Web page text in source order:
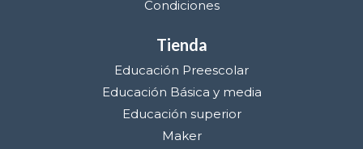
Condiciones
Tienda
Educación Preescolar
Educación Básica y media
Educación superior
Maker